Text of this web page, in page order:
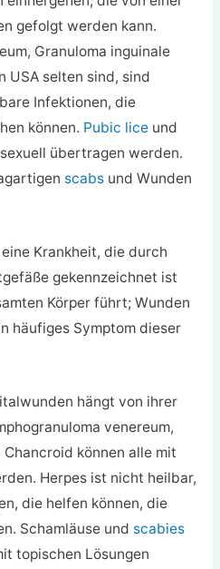
gefolgt werden kann.
Granuloma inguinale
USA selten sind, sind
Infektionen, die
können. Pubic liceund
übertragen werden.
scabsund Wunden
Krankheit, die durch
gekennzeichnet ist
Körper führt; Wunden
häufiges Symptom dieser
hängt von ihrer
venereum,
können alle mit
Herpes ist nicht heilbar,
die helfen können, die
Schamläuse und scabies
topischen Lösungen